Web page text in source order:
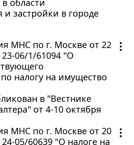
области
и застройки в городе
МНС по г. Москве от 22
23-06/1/61094 "О
налогу на имущество
в "Вестнике
от 4-10 октября
МНС по г. Москве от 20
05/60639 "О налоге на